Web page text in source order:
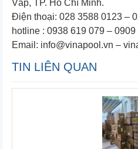
Vấp, TP. Hồ Chí Minh.
Điện thoại: 028 3588 0123 –
hotline : 0938 619 079 –
Email: info@vinapool.vn –
TIN LIÊN QUAN